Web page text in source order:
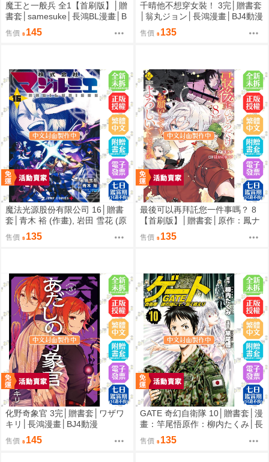
魔王と一般兵 全1【首刷版】│贈
書套│samesuke│長鴻BL漫畫│B
J4動漫
售價 145
千晴他不想穿女裝！ 3完│贈書套
│翁丸ジョン│長鴻漫畫│BJ4動漫
售價 135
魔法光源股份有限公司 16│贈書
套│青木 裕 (作畫), 岩田 雪花 (原
作)│長鴻漫畫│BJ4動漫
售價 135
最後可以再拜託您一件事嗎？ 8
【首刷版】│贈書套│原作：鳳ナ
ナ漫畫：ほおのきソラ│長鴻漫畫
│BJ4動漫
售價 135
化野奇象官 3完│贈書套│ワザワ
キリ│長鴻漫畫│BJ4動漫
售價 145
GATE 奇幻自衛隊 10│贈書套│漫
畫：竿尾悟原作：柳内たくみ│長
鴻漫畫│BJ4動漫
售價 135